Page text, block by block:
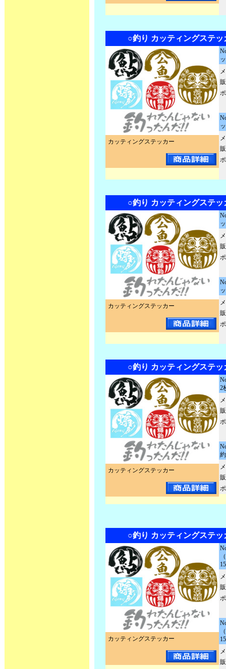
○釣り カッティングステ
カッティングステッカー
○釣り カッティングステ
カッティングステッカー
○釣り カッティングステ
カッティングステッカー
2
○釣り カッティングステ
カッティングステッカー